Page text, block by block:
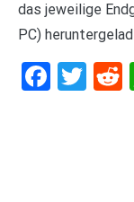
das jeweilige
PC)